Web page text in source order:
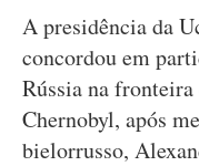
A presidência da
concordou em
Rússia na
Chernobyl, após
bielorrusso,